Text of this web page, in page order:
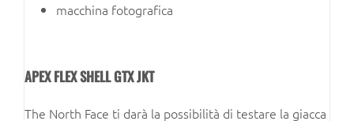
macchina fotografica
APEX FLEX SHELL GTX JKT
The North Face ti darà la possibilità di testare la giacca